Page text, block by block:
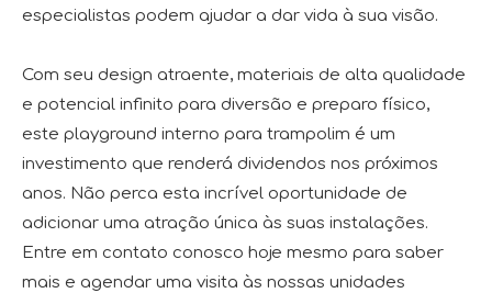
especialistas podem ajudar a dar vida à sua visão.
Com seu design atraente, materiais de alta qualidade
e potencial infinito para diversão e preparo físico,
este playground interno para trampolim é um
investimento que renderá dividendos nos próximos
anos. Não perca esta incrível oportunidade de
adicionar uma atração única às suas instalações.
Entre em contato conosco hoje mesmo para saber
mais e agendar uma visita às nossas unidades